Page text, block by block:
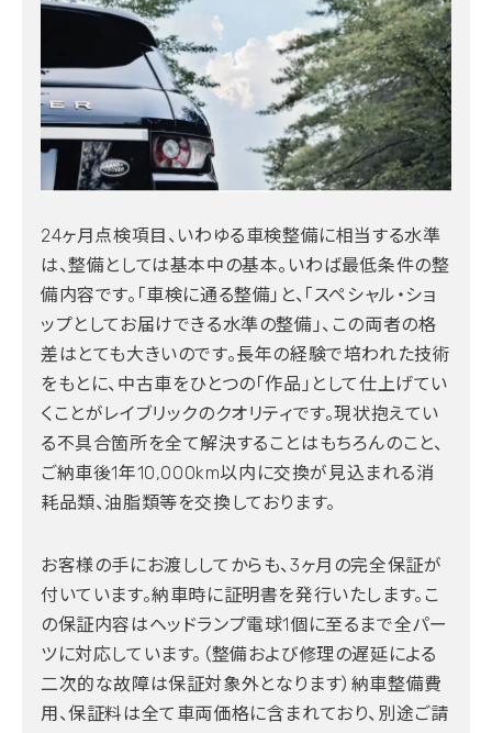
24ヶ月点検項目、いわゆる車検整備に相当する水準
は、整備としては基本中の基本。いわば最低条件の整
備内容です。「車検に通る整備」と、「スペシャル・ショ
ップとしてお届けできる水準の整備」、この両者の格
差はとても大きいのです。長年の経験で培われた技術
をもとに、中古車をひとつの「作品」として仕上げてい
くことがレイブリックのクオリティです。現状抱えてい
る不具合箇所を全て解決することはもちろんのこと、
ご納車後1年10,000km以内に交換が見込まれる消
耗品類、油脂類等を交換しております。
お客様の手にお渡ししてからも、3ヶ月の完全保証が
付いています。納車時に証明書を発行いたします。こ
の保証内容はヘッドランプ電球1個に至るまで全パー
ツに対応しています。（整備および修理の遅延による
二次的な故障は保証対象外となります）納車整備費
用、保証料は全て車両価格に含まれており、別途ご請